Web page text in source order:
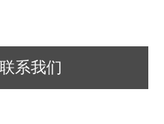
联系我们